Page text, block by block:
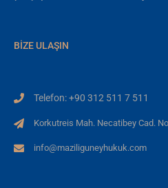
BIZE ULAŞIN
Telefon: +90 312 511 7 511
Korkutreis Mah. Necatibey Cad.
info@maziliguneyhukuk.com